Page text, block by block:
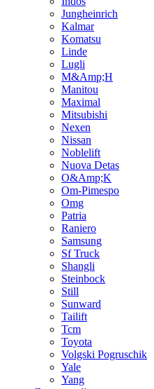
Jungheinrich
Kalmar
Komatsu
Linde
Lugli
M&Amp;H
Manitou
Maximal
Mitsubishi
Nexen
Nissan
Noblelift
Nuova Detas
O&Amp;K
Om-Pimespo
Omg
Patria
Raniero
Samsung
Sf Truck
Shangli
Steinbock
Still
Sunward
Tailift
Tcm
Toyota
Volgski Pogruschik
Yale
Yang